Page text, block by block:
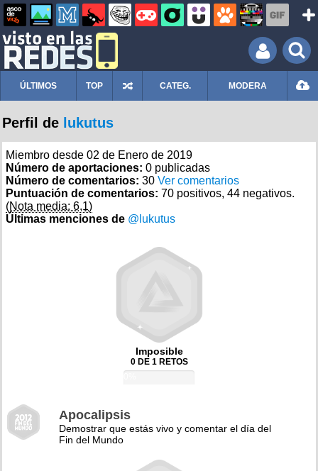
ÚLTIMOS TOP CATEG. MODERA
Perfil de lukutus
Miembro desde 02 de Enero de 2019
Número de aportaciones: 0 publicadas
Número de comentarios: 30 Ver comentarios
Puntuación de comentarios: 70 positivos, 44 negativos.
(Nota media: 6,1)
Últimas menciones de @lukutus
Imposible
0 DE 1 RETOS
Apocalipsis
Demostrar que estás vivo y comentar el día del
Fin del Mundo